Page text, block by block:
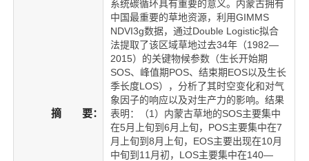
摘 要：
系统碳循环具有重要的意义。内蒙古拥有
中国最重要的草地资源，利用GIMMS
NDVI3g数据，通过Double Logistic拟合
法提取了该区域草地过去34年（1982—
2015）的关键物候参数（生长开始期
SOS、峰值期POS、结束期EOS以及生长
季长度LOS），分析了其时空变化和对气
象因子的响应以及对生产力的影响。结果
表明：（1）内蒙古草地的SOS主要集中
在5月上旬到6月上旬，POS主要集中在7
月上旬到8月上旬，EOS主要出现在10月
中旬到11月初，LOS主要集中在140—